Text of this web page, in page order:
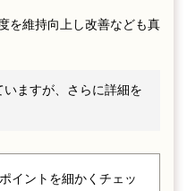
を維持向上し改善なども真
ますが、さらに詳細を
イントを細かくチェッ